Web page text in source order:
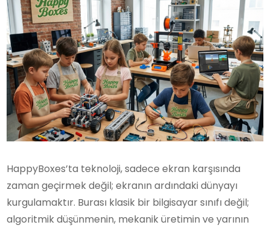
HappyBoxes’ta teknoloji, sadece ekran karşısında
zaman geçirmek değil; ekranın ardındaki dünyayı
kurgulamaktır. Burası klasik bir bilgisayar sınıfı değil;
algoritmik düşünmenin, mekanik üretimin ve yarının